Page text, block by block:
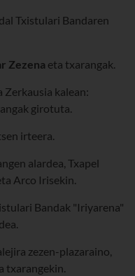
Txistulari Bandaren
Zezena eta txarangak.
Zerkausia kalean:
girotuta.
irteera.
alardea, Txapel
Arco Irisekin.
Bandak "Iriyarena"
zezen-plazaraino,
txarangekin.